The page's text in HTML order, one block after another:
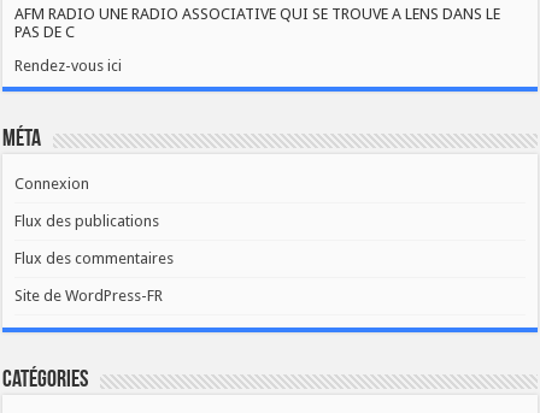
AFM RADIO UNE RADIO ASSOCIATIVE QUI SE TROUVE A LENS DANS LE
PAS DE C
Rendez-vous ici
Méta
Connexion
Flux des publications
Flux des commentaires
Site de WordPress-FR
Catégories